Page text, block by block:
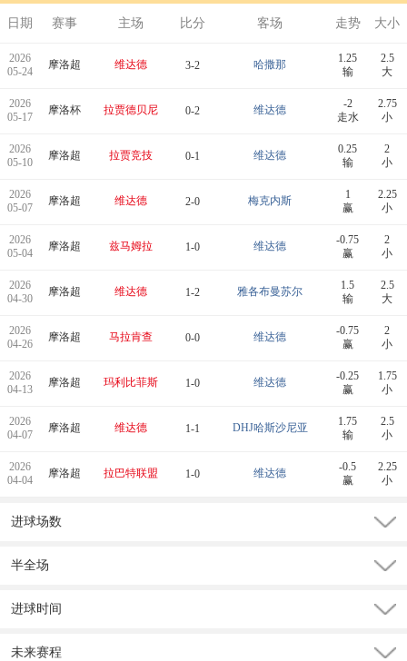
日期 赛事 主场 比分 客场 走势 大小
2026
05-24
摩洛超 维达德 3-2 哈撒那
1.25
输
2.5
大
2026
05-17
摩洛杯 拉贾德贝尼 0-2 维达德
-2
走水
2.75
小
2026
05-10
摩洛超 拉贾竞技 0-1 维达德
0.25
输
2
小
2026
05-07
摩洛超 维达德 2-0 梅克内斯
1
赢
2.25
小
2026
05-04
摩洛超 兹马姆拉 1-0 维达德
-0.75
赢
2
小
2026
04-30
摩洛超 维达德 1-2 雅各布曼苏尔
1.5
输
2.5
大
2026
04-26
摩洛超 马拉肯查 0-0 维达德
-0.75
赢
2
小
2026
04-13
摩洛超 玛利比菲斯 1-0 维达德
-0.25
赢
1.75
小
2026
04-07
摩洛超 维达德 1-1 DHJ哈斯沙尼亚
1.75
输
2.5
小
2026
04-04
摩洛超 拉巴特联盟 1-0 维达德
-0.5
赢
2.25
小
进球场数
半全场
进球时间
未来赛程